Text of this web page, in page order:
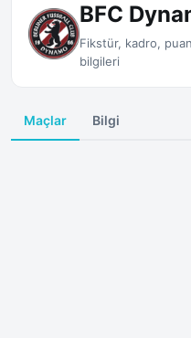
BFC
Fikstür, kadro,
bilgileri
Maçlar Bilgi